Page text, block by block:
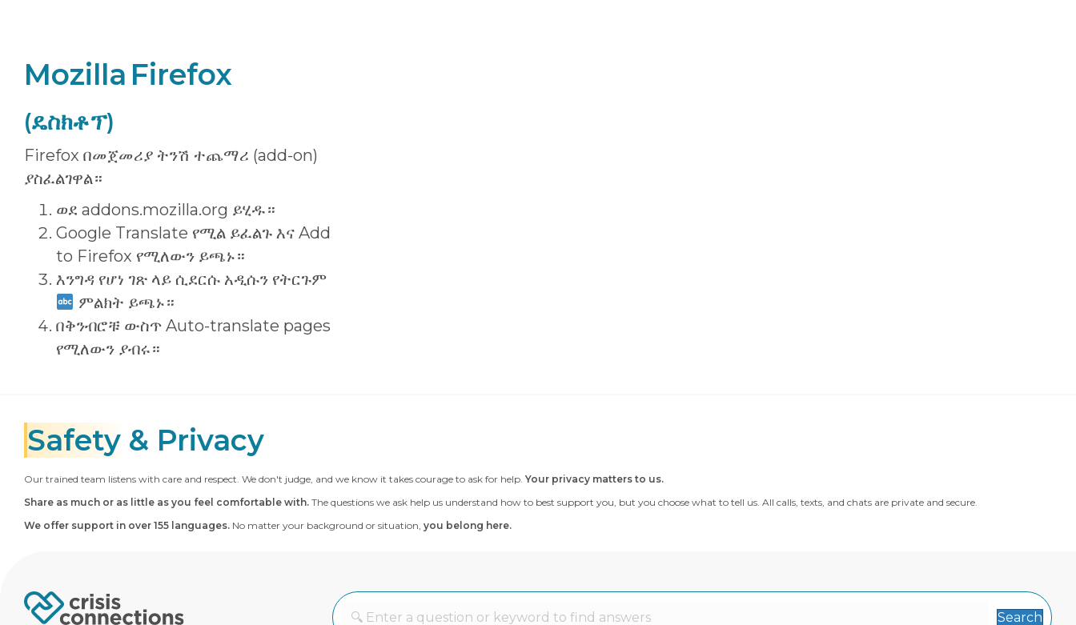
Mozilla Firefox
(ዴስክቶፕ)
Firefox በመጀመሪያ ትንሽ ተጨማሪ (add-on)
ያስፈልገዋል።
ወደ addons.mozilla.org ይሂዱ።
Google Translate የሚል ይፈልጉ እና Add
to Firefox የሚለውን ይጫኑ።
እንግዳ የሆነ ገጽ ላይ ሲደርሱ አዲሱን የትርጉም
ምልክት ይጫኑ።
በቅንብሮቹ ውስጥ Auto-translate pages
የሚለውን ያብሩ።
Safety & Privacy
Our trained team listens with care and respect. We don't judge, and we know it takes courage to ask for help. Your privacy matters to us.
Share as much or as little as you feel comfortable with. The questions we ask help us understand how to best support you, but you choose what to tell us. All calls, texts, and chats are private and secure.
We offer support in over 155 languages. No matter your background or situation, you belong here.
Search